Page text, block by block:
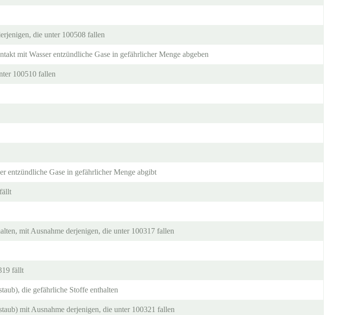
die unter 100508 fallen
mit Wasser entzündliche Gase in gefährlicher Menge abgeben
100510 fallen
entzündliche Gase in gefährlicher Menge abgibt
mit Ausnahme derjenigen, die unter 100317 fallen
fällt
die gefährliche Stoffe enthalten
mit Ausnahme derjenigen, die unter 100321 fallen